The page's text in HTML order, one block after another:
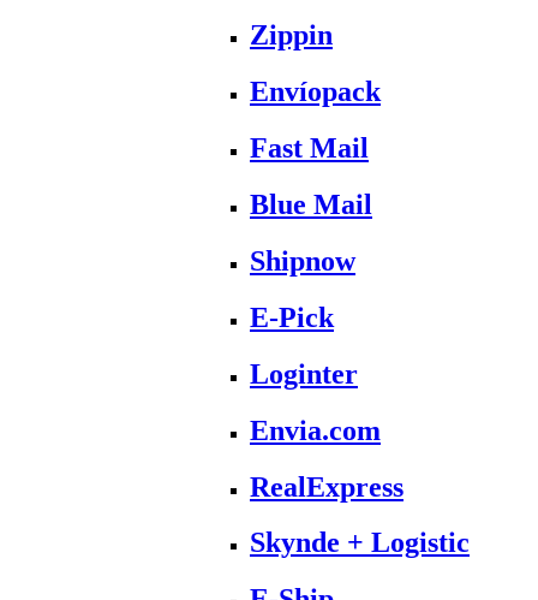
Zippin
Envíopack
Fast Mail
Blue Mail
Shipnow
E-Pick
Loginter
Envia.com
RealExpress
Skynde + Logistic